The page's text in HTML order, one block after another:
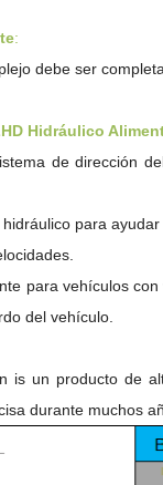
:
debe ser
Hidráulico
de dirección
para
para vehículos
del vehículo.
is un producto de
durante muchos